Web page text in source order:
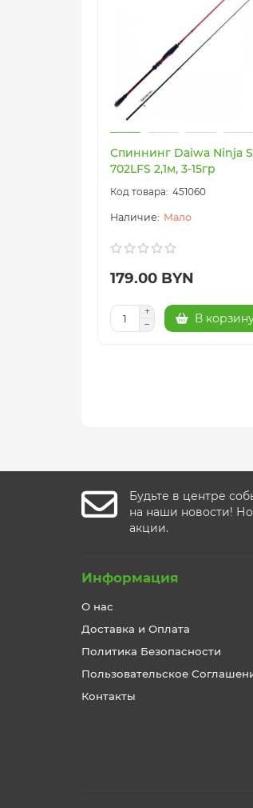
Спиннинг Daiwa Ninja S
702LFS 2,1м, 3-15гр
451060
Мало
179.00 BYN
В
Будьте в центре
на наши новости!
акции.
Информация
О нас
Доставка и Оплата
Политика Безопасности
Пользовательское
Контакты